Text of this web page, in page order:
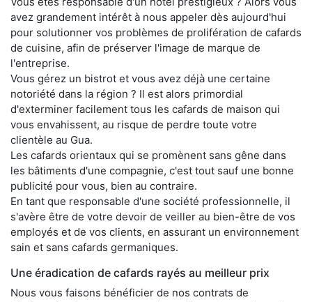
avez grandement intérêt à nous appeler dès aujourd'hui
pour solutionner vos problèmes de prolifération de cafards
de cuisine, afin de préserver l'image de marque de
l'entreprise.
Vous gérez un bistrot et vous avez déjà une certaine
notoriété dans la région ? Il est alors primordial
d'exterminer facilement tous les cafards de maison qui
vous envahissent, au risque de perdre toute votre
clientèle au Gua.
Les cafards orientaux qui se promènent sans gêne dans
les bâtiments d'une compagnie, c'est tout sauf une bonne
publicité pour vous, bien au contraire.
En tant que responsable d'une société professionnelle, il
s'avère être de votre devoir de veiller au bien-être de vos
employés et de vos clients, en assurant un environnement
sain et sans cafards germaniques.
Une éradication de cafards rayés au meilleur prix
Nous vous faisons bénéficier de nos contrats de